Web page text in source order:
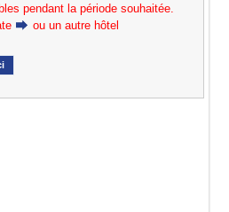
pendant la période souhaitée.
ou un autre hôtel